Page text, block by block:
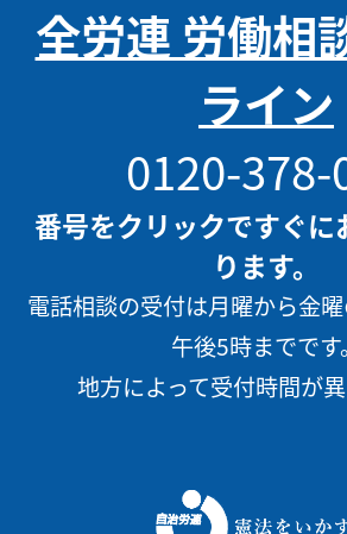
全労連 労働相
ライン
0120-378-
番号をクリックですぐに
ります。
電話相談の受付は月曜から金
午後5時までです。
地方によって受付時間が異